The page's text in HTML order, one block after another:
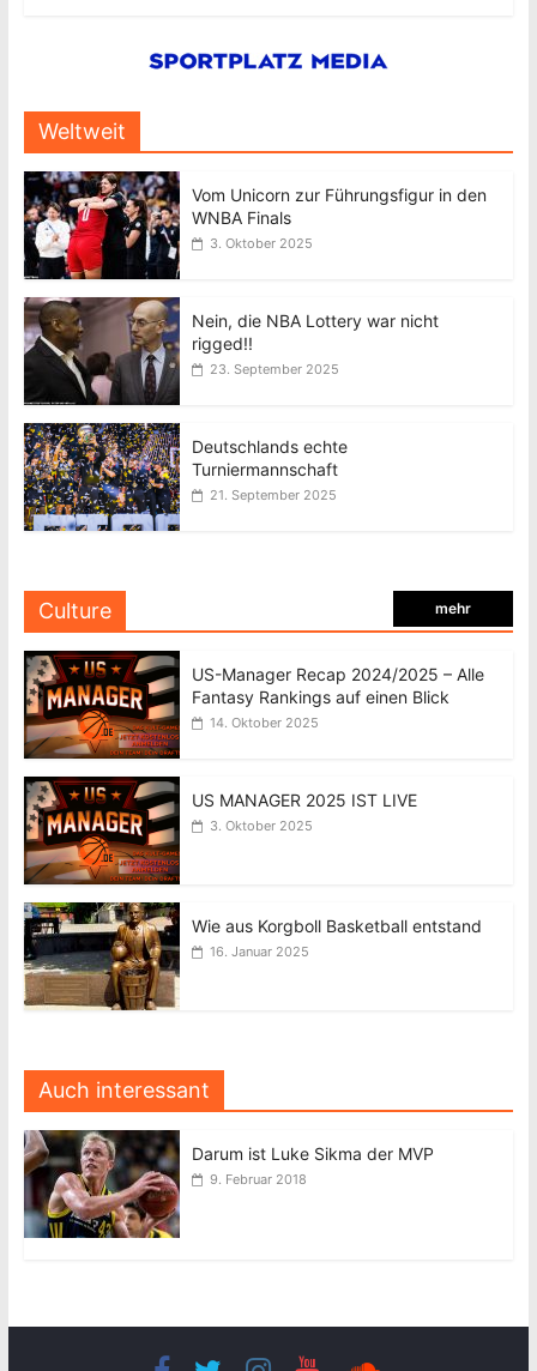
Weltweit
Vom Unicorn zur Führungsfigur in den
WNBA Finals
3. Oktober 2025
Nein, die NBA Lottery war nicht
rigged!!
23. September 2025
Deutschlands echte
Turniermannschaft
21. September 2025
Culture mehr
US-Manager Recap 2024/2025 – Alle
Fantasy Rankings auf einen Blick
14. Oktober 2025
US MANAGER 2025 IST LIVE
3. Oktober 2025
Wie aus Korgboll Basketball entstand
16. Januar 2025
Auch interessant
Darum ist Luke Sikma der MVP
9. Februar 2018